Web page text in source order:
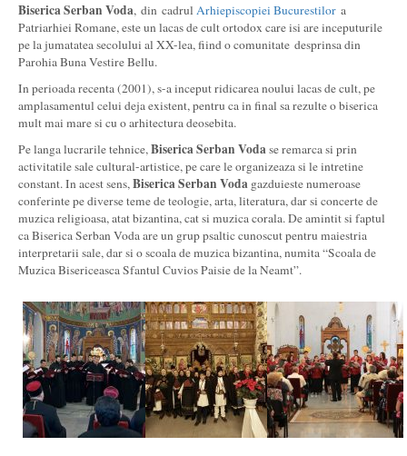
Biserica Serban Voda, din cadrul Arhiepiscopiei Bucurestilor a
Patriarhiei Romane, este un lacas de cult ortodox care isi are inceputurile
pe la jumatatea secolului al XX-lea, fiind o comunitate desprinsa din
Parohia Buna Vestire Bellu.
In perioada recenta (2001), s-a inceput ridicarea noului lacas de cult, pe
amplasamentul celui deja existent, pentru ca in final sa rezulte o biserica
mult mai mare si cu o arhitectura deosebita.
Pe langa lucrarile tehnice,Biserica Serban Vodase remarca si prin
activitatile sale cultural-artistice, pe care le organizeaza si le intretine
constant. In acest sens,Biserica Serban Voda gazduieste numeroase
conferinte pe diverse teme de teologie, arta, literatura, dar si concerte de
muzica religioasa, atat bizantina, cat si muzica corala. De amintit si faptul
ca Biserica Serban Voda are un grup psaltic cunoscut pentru maiestria
interpretarii sale, dar si o scoala de muzica bizantina, numita “Scoala de
Muzica Bisericeasca Sfantul Cuvios Paisie de la Neamt”.